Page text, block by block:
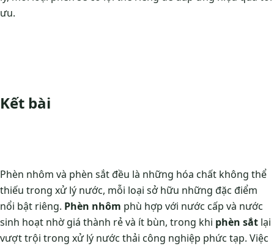
ưu.
Kết bài
Phèn nhôm và phèn sắt đều là những hóa chất không thể
thiếu trong xử lý nước, mỗi loại sở hữu những đặc điểm
nổi bật riêng. Phèn nhôm phù hợp với nước cấp và nước
sinh hoạt nhờ giá thành rẻ và ít bùn, trong khi phèn sắt lại
vượt trội trong xử lý nước thải công nghiệp phức tạp. Việc